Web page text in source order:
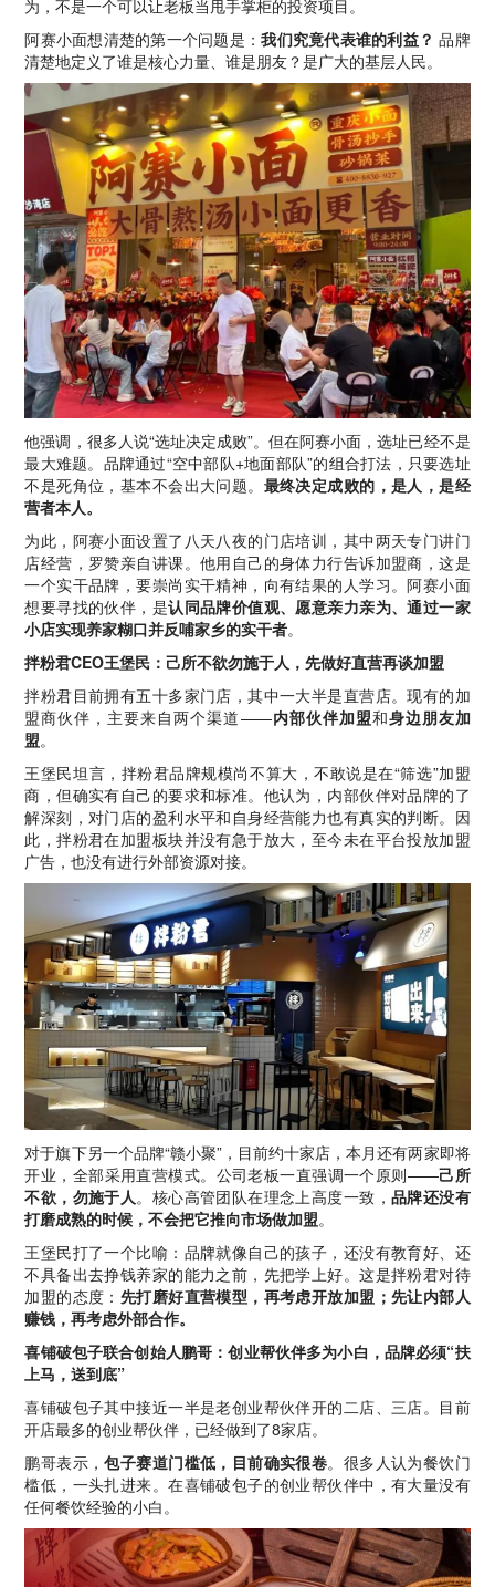
为，不是一个可以让老板当甩手掌柜的投资项目。
阿赛小面想清楚的第一个问题是：我们究竟代表谁的利益？ 品牌
清楚地定义了谁是核心力量、谁是朋友？是广大的基层人民。
他强调，很多人说“选址决定成败”。但在阿赛小面，选址已经不是
最大难题。品牌通过“空中部队+地面部队”的组合打法，只要选址
不是死角位，基本不会出大问题。 最终决定成败的，是人，是经
营者本人。
为此，阿赛小面设置了八天八夜的门店培训，其中两天专门讲门
店经营，罗赞亲自讲课。他用自己的身体力行告诉加盟商，这是
一个实干品牌，要崇尚实干精神，向有结果的人学习。阿赛小面
想要寻找的伙伴，是认同品牌价值观、愿意亲力亲为、通过一家
小店实现养家糊口并反哺家乡的实干者。
拌粉君CEO王堡民：己所不欲勿施于人，先做好直营再谈加盟
拌粉君目前拥有五十多家门店，其中一大半是直营店。现有的加
盟商伙伴，主要来自两个渠道——内部伙伴加盟和身边朋友加
盟。
王堡民坦言，拌粉君品牌规模尚不算大，不敢说是在“筛选”加盟
商，但确实有自己的要求和标准。他认为，内部伙伴对品牌的了
解深刻，对门店的盈利水平和自身经营能力也有真实的判断。因
此，拌粉君在加盟板块并没有急于放大，至今未在平台投放加盟
广告，也没有进行外部资源对接。
对于旗下另一个品牌“赣小聚”，目前约十家店，本月还有两家即将
开业，全部采用直营模式。公司老板一直强调一个原则——己所
不欲，勿施于人。核心高管团队在理念上高度一致， 品牌还没有
打磨成熟的时候，不会把它推向市场做加盟。
王堡民打了一个比喻：品牌就像自己的孩子，还没有教育好、还
不具备出去挣钱养家的能力之前，先把学上好。这是拌粉君对待
加盟的态度： 先打磨好直营模型，再考虑开放加盟；先让内部人
赚钱，再考虑外部合作。
喜铺破包子联合创始人鹏哥：创业帮伙伴多为小白，品牌必须“扶
上马，送到底”
喜铺破包子其中接近一半是老创业帮伙伴开的二店、三店。目前
开店最多的创业帮伙伴，已经做到了8家店。
鹏哥表示，包子赛道门槛低，目前确实很卷。很多人认为餐饮门
槛低，一头扎进来。在喜铺破包子的创业帮伙伴中，有大量没有
任何餐饮经验的小白。